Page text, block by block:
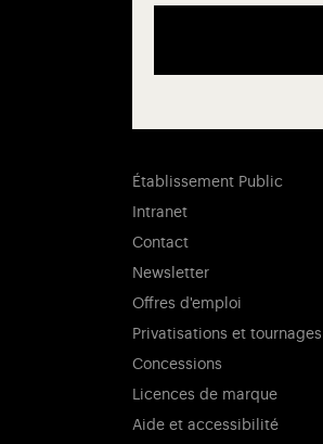
Établissement Public
Intranet
Contact
Newsletter
Offres d'emploi
Privatisations et tournages
Concessions
Licences de marque
Aide et accessibilité